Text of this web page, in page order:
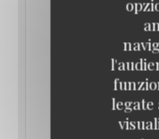
legate
À l'occasion de
modernité
Musée d'Orsay